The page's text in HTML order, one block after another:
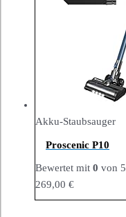
Akku-Staubsauger
Proscenic P10
Bewertet mit 0 von 5
269,00 €